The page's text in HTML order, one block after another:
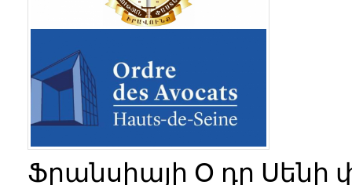
Ֆրանսիայի Օ դը Սենի